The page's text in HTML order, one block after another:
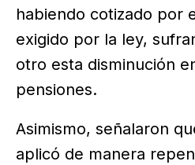
habiendo cotizado por
exigido por la ley,
otro esta disminución
pensiones.
Asimismo, señalaron
aplicó de manera